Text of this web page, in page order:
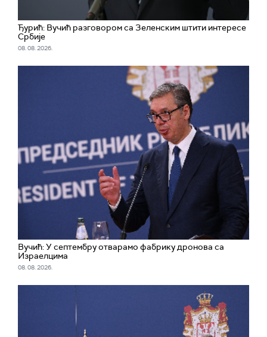
Ђурић: Вучић разговором са Зеленским штити интересе
Србије
08. 08. 2026.
Вучић: У септембру отварамо фабрику дронова са
Израелцима
08. 08. 2026.